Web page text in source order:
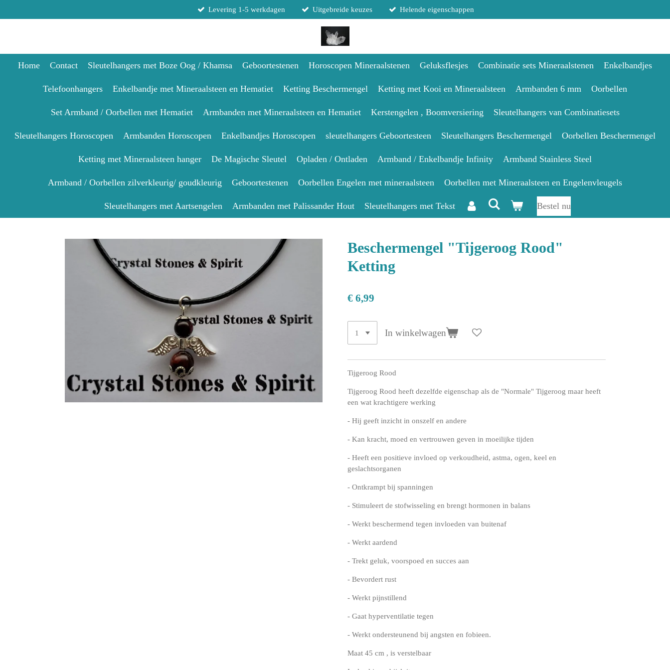
direct
hoofdinhoud
Levering 1-5 werkdagen Uitgebreide keuzes Helende eigenschappen
Home Contact Sleutelhangers met Boze Oog / Khamsa Geboortestenen Horoscopen Mineraalstenen Geluksflesjes Combinatie sets Mineraalstenen Enkelbandjes
Telefoonhangers Enkelbandje met Mineraalsteen en Hematiet Ketting Beschermengel Ketting met Kooi en Mineraalsteen Armbanden 6 mm Oorbellen
Set Armband / Oorbellen met Hematiet Armbanden met Mineraalsteen en Hematiet Kerstengelen , Boomversiering Sleutelhangers van Combinatiesets
Sleutelhangers Horoscopen Armbanden Horoscopen Enkelbandjes Horoscopen sleutelhangers Geboortesteen Sleutelhangers Beschermengel Oorbellen Beschermengel
Ketting met Mineraalsteen hanger De Magische Sleutel Opladen / Ontladen Armband / Enkelbandje Infinity Armband Stainless Steel
Armband / Oorbellen zilverkleurig/ goudkleurig Geboortestenen Oorbellen Engelen met mineraalsteen Oorbellen met Mineraalsteen en Engelenvleugels
Sleutelhangers met Aartsengelen Armbanden met Palissander Hout Sleutelhangers met Tekst Bestel nu
Beschermengel "Tijgeroog Rood"
Ketting
€ 6,99
In winkelwagen
Tijgeroog Rood
Tijgeroog Rood heeft dezelfde eigenschap als de "Normale" Tijgeroog maar heeft
een wat krachtigere werking
- Hij geeft inzicht in onszelf en andere
- Kan kracht, moed en vertrouwen geven in moeilijke tijden
- Heeft een positieve invloed op verkoudheid, astma, ogen, keel en
geslachtsorganen
- Ontkrampt bij spanningen
- Stimuleert de stofwisseling en brengt hormonen in balans
- Werkt beschermend tegen invloeden van buitenaf
- Werkt aardend
- Trekt geluk, voorspoed en succes aan
- Bevordert rust
- Werkt pijnstillend
- Gaat hyperventilatie tegen
- Werkt ondersteunend bij angsten en fobieen.
Maat 45 cm , is verstelbaar